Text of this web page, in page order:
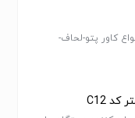
کاور پتو-لحاف-